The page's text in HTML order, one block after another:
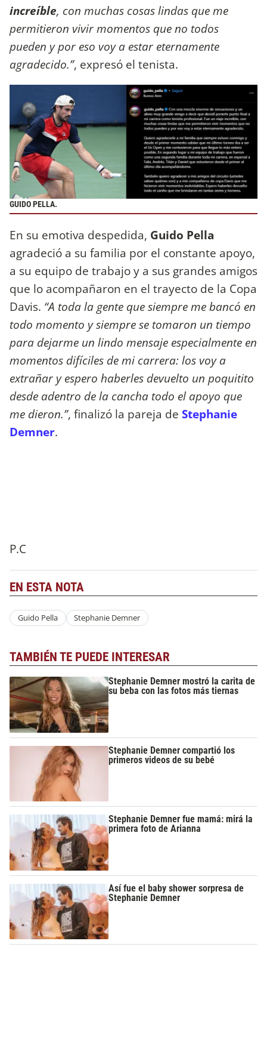
increíble, con muchas cosas lindas que me
permitieron vivir momentos que no todos
pueden y por eso voy a estar eternamente
agradecido.”, expresó el tenista.
GUIDO PELLA.
En su emotiva despedida, Guido Pella
agradeció a su familia por el constante apoyo,
a su equipo de trabajo y a sus grandes amigos
que lo acompañaron en el trayecto de la Copa
Davis. “A toda la gente que siempre me bancó en
todo momento y siempre se tomaron un tiempo
para dejarme un lindo mensaje especialmente en
momentos difíciles de mi carrera: los voy a
extrañar y espero haberles devuelto un poquitito
desde adentro de la cancha todo el apoyo que
me dieron.”, finalizó la pareja de Stephanie
Demner.
P.C
EN ESTA NOTA
Guido Pella Stephanie Demner
TAMBIÉN TE PUEDE INTERESAR
Stephanie Demner mostró la carita de
su beba con las fotos más tiernas
Stephanie Demner compartió los
primeros videos de su bebé
Stephanie Demner fue mamá: mirá la
primera foto de Arianna
Así fue el baby shower sorpresa de
Stephanie Demner